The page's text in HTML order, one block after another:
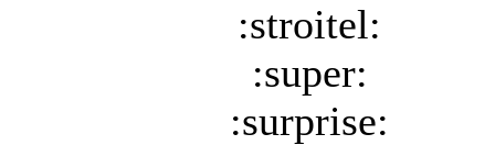
:stroitel:
:super:
:surprise: